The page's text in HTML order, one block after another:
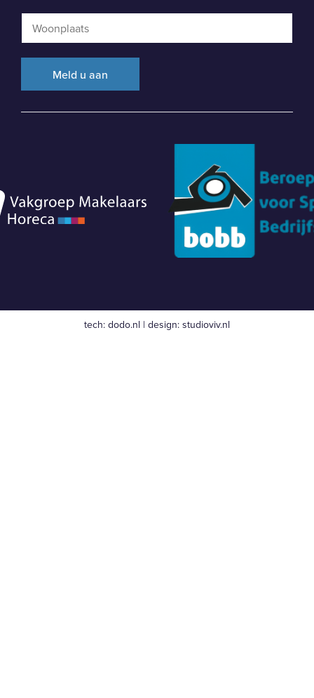
tech: dodo.nl | design: studioviv.nl